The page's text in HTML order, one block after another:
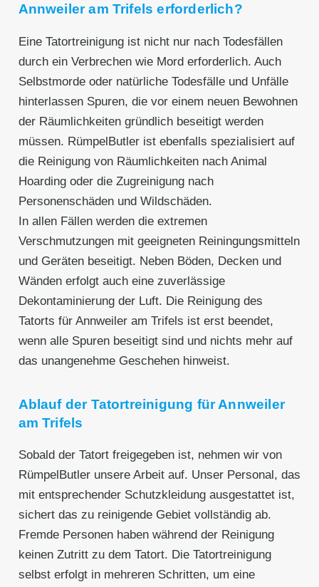
Annweiler am Trifels erforderlich?
Eine Tatortreinigung ist nicht nur nach Todesfällen
durch ein Verbrechen wie Mord erforderlich. Auch
Selbstmorde oder natürliche Todesfälle und Unfälle
hinterlassen Spuren, die vor einem neuen Bewohnen
der Räumlichkeiten gründlich beseitigt werden
müssen. RümpelButler ist ebenfalls spezialisiert auf
die Reinigung von Räumlichkeiten nach Animal
Hoarding oder die Zugreinigung nach
Personenschäden und Wildschäden.
In allen Fällen werden die extremen
Verschmutzungen mit geeigneten Reiningungsmitteln
und Geräten beseitigt. Neben Böden, Decken und
Wänden erfolgt auch eine zuverlässige
Dekontaminierung der Luft. Die Reinigung des
Tatorts für Annweiler am Trifels ist erst beendet,
wenn alle Spuren beseitigt sind und nichts mehr auf
das unangenehme Geschehen hinweist.
Ablauf der Tatortreinigung für Annweiler
am Trifels
Sobald der Tatort freigegeben ist, nehmen wir von
RümpelButler unsere Arbeit auf. Unser Personal, das
mit entsprechender Schutzkleidung ausgestattet ist,
sichert das zu reinigende Gebiet vollständig ab.
Fremde Personen haben während der Reinigung
keinen Zutritt zu dem Tatort. Die Tatortreinigung
selbst erfolgt in mehreren Schritten, um eine